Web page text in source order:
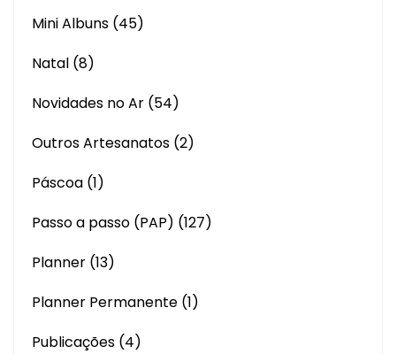
Mini Albuns (45)
Natal (8)
Novidades no Ar (54)
Outros Artesanatos (2)
Páscoa (1)
Passo a passo (PAP) (127)
Planner (13)
Planner Permanente (1)
Publicações (4)